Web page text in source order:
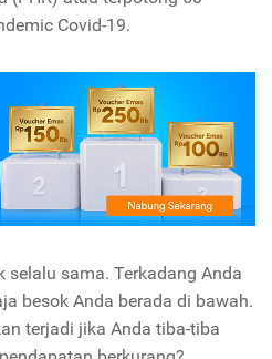
Covid-19.
selalu sama. Terkadang Anda
besok Anda berada di bawah.
terjadi jika Anda tiba-tiba